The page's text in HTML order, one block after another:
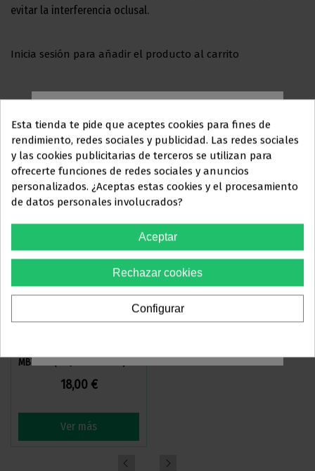
Este sitio web está dirigidoen
exclusivaa
PROFESIONALES DEL
SECTOR
ODONTOLÓGICO
Debes confirmar que eres
profesional dental
evitar la interferencia oclusal.
Inicia sesión para añadir el producto al carrito
TAMBIÉN PUEDE INTERESARLE
Inicio
MBT 022 (PAQUETES DE 5 U)
18,00 €
Ver más
Esta tienda te pide que aceptes cookies para fines de
rendimiento, redes sociales y publicidad. Las redes sociales
y las cookies publicitarias de terceros se utilizan para
ofrecerte funciones de redes sociales y anuncios
personalizados. ¿Aceptas estas cookies y el procesamiento
de datos personales involucrados?
Aceptar
Rechazar cookies
Configurar